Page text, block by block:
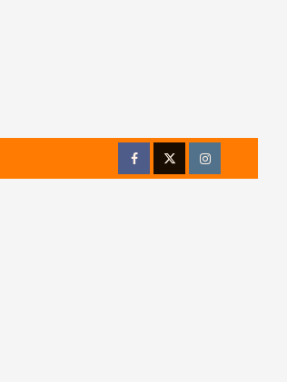
FacebookTwitterInstagram